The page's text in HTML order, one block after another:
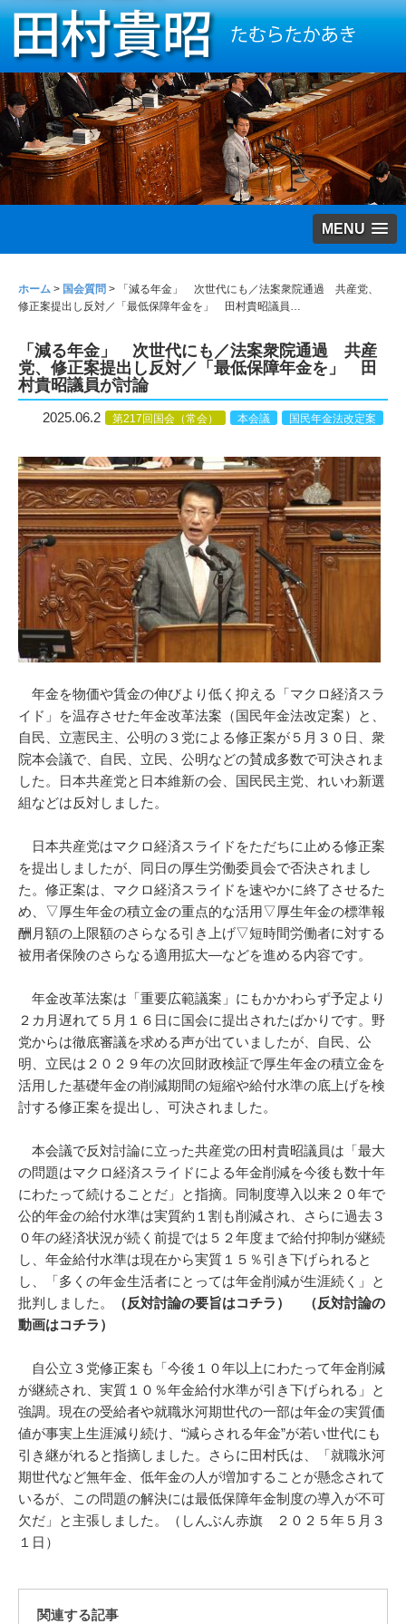
MENU
ホーム > 国会質問 >
「減る年金」 次世代にも／法案衆院通過 共産党、
修正案提出し反対／「最低保障年金を」 田村貴昭議員…
「減る年金」 次世代にも／法案衆院通過 共産
党、修正案提出し反対／「最低保障年金を」 田
村貴昭議員が討論
2025.06.2 第217回国会（常会） 本会議 国民年金法改定案
年金を物価や賃金の伸びより低く抑える「マクロ経済スラ
イド」を温存させた年金改革法案（国民年金法改定案）と、
自民、立憲民主、公明の３党による修正案が５月３０日、衆
院本会議で、自民、立民、公明などの賛成多数で可決されま
した。日本共産党と日本維新の会、国民民主党、れいわ新選
組などは反対しました。
日本共産党はマクロ経済スライドをただちに止める修正案
を提出しましたが、同日の厚生労働委員会で否決されまし
た。修正案は、マクロ経済スライドを速やかに終了させるた
め、▽厚生年金の積立金の重点的な活用▽厚生年金の標準報
酬月額の上限額のさらなる引き上げ▽短時間労働者に対する
被用者保険のさらなる適用拡大―などを進める内容です。
年金改革法案は「重要広範議案」にもかかわらず予定より
２カ月遅れて５月１６日に国会に提出されたばかりです。野
党からは徹底審議を求める声が出ていましたが、自民、公
明、立民は２０２９年の次回財政検証で厚生年金の積立金を
活用した基礎年金の削減期間の短縮や給付水準の底上げを検
討する修正案を提出し、可決されました。
本会議で反対討論に立った共産党の田村貴昭議員は「最大
の問題はマクロ経済スライドによる年金削減を今後も数十年
にわたって続けることだ」と指摘。同制度導入以来２０年で
公的年金の給付水準は実質約１割も削減され、さらに過去３
０年の経済状況が続く前提では５２年度まで給付抑制が継続
し、年金給付水準は現在から実質１５％引き下げられると
し、「多くの年金生活者にとっては年金削減が生涯続く」と
批判しました。
（反対討論の要旨はコチラ） （反対討論の
動画はコチラ）
自公立３党修正案も「今後１０年以上にわたって年金削減
が継続され、実質１０％年金給付水準が引き下げられる」と
強調。現在の受給者や就職氷河期世代の一部は年金の実質価
値が事実上生涯減り続け、“減らされる年金”が若い世代にも
引き継がれると指摘しました。さらに田村氏は、「就職氷河
期世代など無年金、低年金の人が増加することが懸念されて
いるが、この問題の解決には最低保障年金制度の導入が不可
欠だ」と主張しました。（しんぶん赤旗 ２０２５年５月３
１日）
関連する記事